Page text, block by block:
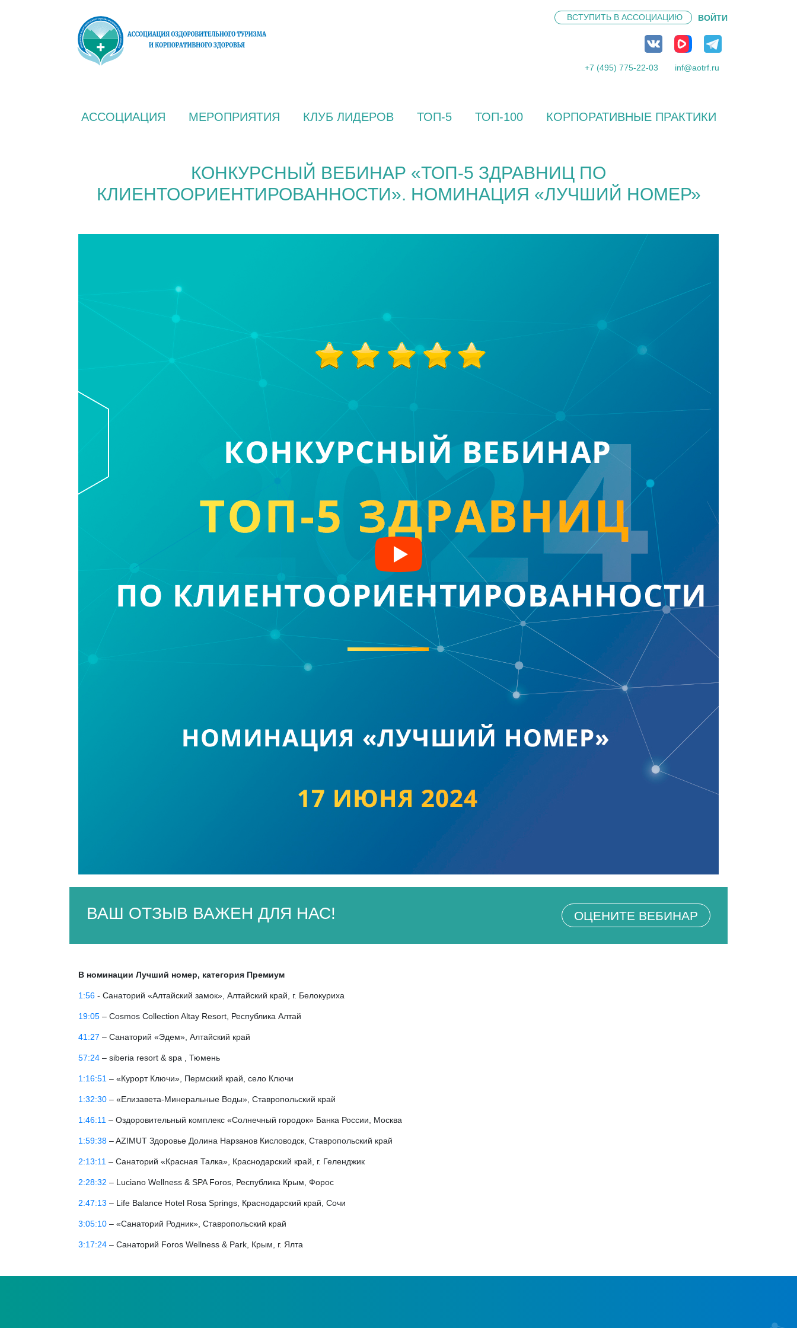
ВСТУПИТЬ В АССОЦИАЦИЮ ВОЙТИ
+7 (495) 775-22-03 inf@aotrf.ru
АССОЦИАЦИЯ МЕРОПРИЯТИЯ КЛУБ ЛИДЕРОВ ТОП-5 ТОП-100 КОРПОРАТИВНЫЕ ПРАКТИКИ
КОНКУРСНЫЙ ВЕБИНАР «ТОП-5 ЗДРАВНИЦ ПО
КЛИЕНТООРИЕНТИРОВАННОСТИ». НОМИНАЦИЯ «ЛУЧШИЙ НОМЕР»
ВАШ ОТЗЫВ ВАЖЕН ДЛЯ НАС! ОЦЕНИТЕ ВЕБИНАР
В номинации Лучший номер, категория Премиум
1:56 - Санаторий «Алтайский замок», Алтайский край, г. Белокуриха
19:05 – Cosmos Collection Altay Resort, Республика Алтай
41:27 – Санаторий «Эдем», Алтайский край
57:24 – siberia resort & spa , Тюмень
1:16:51 – «Курорт Ключи», Пермский край, село Ключи
1:32:30 – «Елизавета-Минеральные Воды», Ставропольский край
1:46:11 – Оздоровительный комплекс «Солнечный городок» Банка России, Москва
1:59:38 – AZIMUT Здоровье Долина Нарзанов Кисловодск, Ставропольский край
2:13:11 – Санаторий «Красная Талка», Краснодарский край, г. Геленджик
2:28:32 – Luciano Wellness & SPA Foros, Республика Крым, Форос
2:47:13 – Life Balance Hotel Rosa Springs, Краснодарский край, Сочи
3:05:10 – «Санаторий Родник», Ставропольский край
3:17:24 – Санаторий Foros Wellness & Park, Крым, г. Ялта